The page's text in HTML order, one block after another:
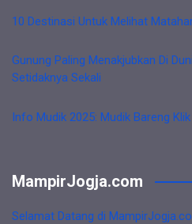
10 Destinasi Untuk Melihat
Gunung Paling Menakjubkan Di
Setidaknya Sekali
Info Mudik 2025: Mudik Bareng
MampirJogja.com
Selamat Datang di